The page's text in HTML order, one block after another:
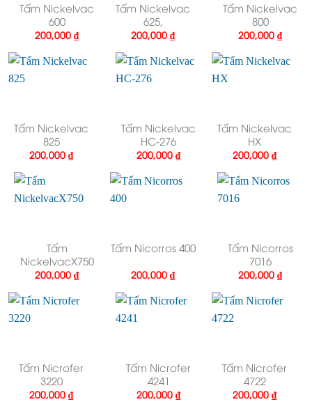
Tấm Nickelvac
600
200,000₫
Tấm Nickelvac
625,
200,000₫
Tấm Nickelvac
800
200,000₫
Tấm Nickelvac
825
200,000₫
Tấm Nickelvac
HC-276
200,000₫
Tấm Nickelvac
HX
200,000₫
Tấm
NickelvacX750
200,000₫
Tấm Nicorros 400
200,000₫
Tấm Nicorros
7016
200,000₫
Tấm Nicrofer
3220
200,000₫
Tấm Nicrofer
4241
200,000₫
Tấm Nicrofer
4722
200,000₫